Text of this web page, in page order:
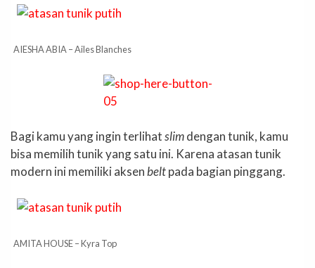
AIESHA ABIA – Ailes Blanches
Bagi kamu yang ingin terlihatslimdengan tunik, kamu
bisa memilih tunik yang satu ini. Karena atasan tunik
modern ini memiliki aksenbeltpada bagian pinggang.
AMITA HOUSE – Kyra Top